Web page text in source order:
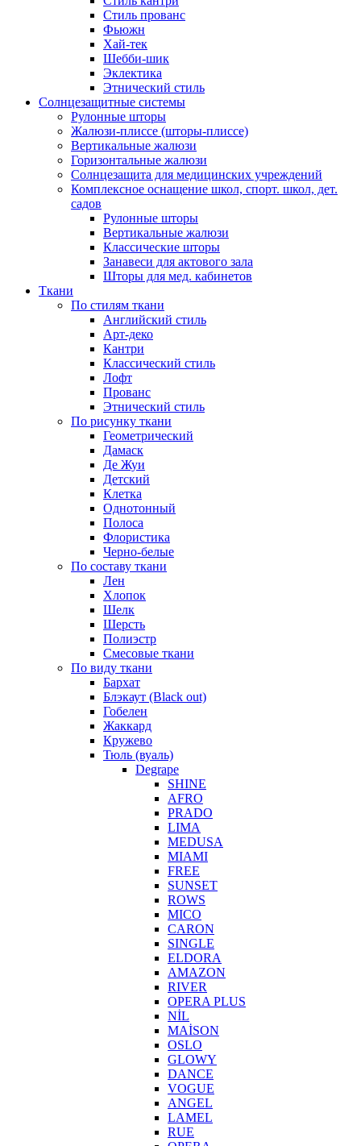
Стиль прованс
Фьюжн
Хай-тек
Шебби-шик
Эклектика
Этнический стиль
Солнцезащитные системы
Рулонные шторы
Жалюзи-плиссе (шторы-плиссе)
Вертикальные жалюзи
Горизонтальные жалюзи
Солнцезащита для медицинских учреждений
Комплексное оснащение школ, спорт. школ, дет.
садов
Рулонные шторы
Вертикальные жалюзи
Классические шторы
Занавеси для актового зала
Шторы для мед. кабинетов
Ткани
По стилям ткани
Английский стиль
Арт-деко
Кантри
Классический стиль
Лофт
Прованс
Этнический стиль
По рисунку ткани
Геометрический
Дамаск
Де Жуи
Детский
Клетка
Однотонный
Полоса
Флористика
Черно-белые
По составу ткани
Лен
Хлопок
Шелк
Шерсть
Полиэстр
Смесовые ткани
По виду ткани
Бархат
Блэкаут (Black out)
Гобелен
Жаккард
Кружево
Тюль (вуаль)
Degrape
SHINE
AFRO
PRADO
LIMA
MEDUSA
MIAMI
FREE
SUNSET
ROWS
MICO
CARON
SINGLE
ELDORA
AMAZON
RIVER
OPERA PLUS
NİL
MAİSON
OSLO
GLOWY
DANCE
VOGUE
ANGEL
LAMEL
RUE